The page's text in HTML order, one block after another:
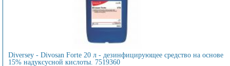
Diversey - Divosan Forte 20 л - дезинфицирующее средство на основе
15% надуксусной кислоты. 7519360